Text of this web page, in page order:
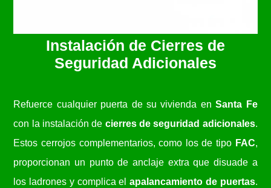
Instalación de Cierres de
Seguridad Adicionales
Refuerce cualquier puerta de su vivienda enSanta Fe
con la instalación de cierres de seguridad adicionales.
Estos cerrojos complementarios, como los de tipo FAC,
proporcionan un punto de anclaje extra que disuade a
los ladrones y complica elapalancamiento de puertas.